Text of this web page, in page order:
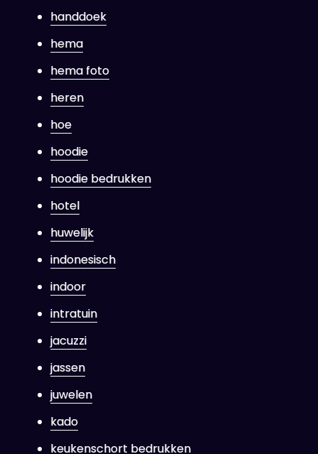
handdoek
hema
hema foto
heren
hoe
hoodie
hoodie bedrukken
hotel
huwelijk
indonesisch
indoor
intratuin
jacuzzi
jassen
juwelen
kado
keukenschort bedrukken